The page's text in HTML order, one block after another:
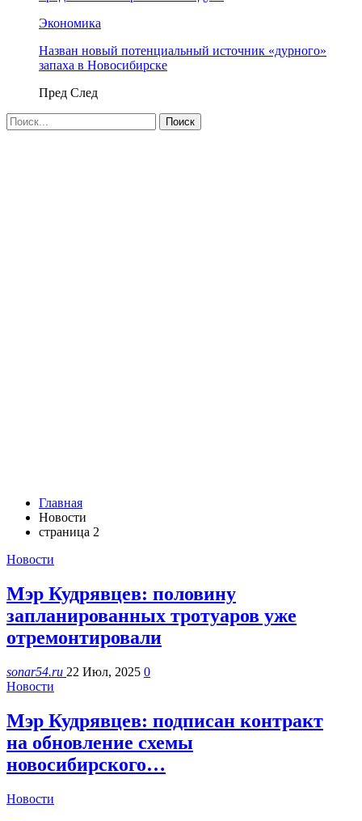
Экономика
Назван новый потенциальный источник «дурного»
запаха в Новосибирске
Пред След
Главная
Новости
страница 2
Новости
Мэр Кудрявцев: половину
запланированных тротуаров уже
отремонтировали
sonar54.ru 22 Июл, 2025 0
Новости
Мэр Кудрявцев: подписан контракт
на обновление схемы
новосибирского…
Новости